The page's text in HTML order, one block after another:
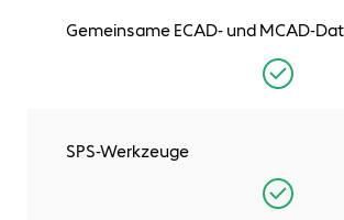
Gemeinsame ECAD- und MCAD-
SPS-Werkzeuge